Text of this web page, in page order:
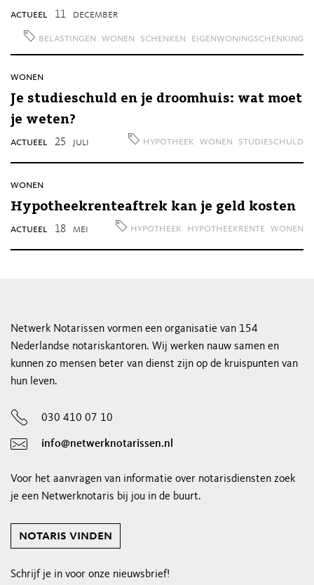
actueel 11 december
belastingen wonen schenken eigenwoningschenking
wonen
Je studieschuld en je droomhuis: wat moet
je weten?
actueel 25 juli hypotheek wonen studieschuld
wonen
Hypotheekrenteaftrek kan je geld kosten
actueel 18 mei hypotheek hypotheekrente wonen
Netwerk Notarissen vormen een organisatie van 154
Nederlandse notariskantoren. Wij werken nauw samen en
kunnen zo mensen beter van dienst zijn op de kruispunten van
hun leven.
030 410 07 10
info@netwerknotarissen.nl
Voor het aanvragen van informatie over notarisdiensten zoek
je een Netwerknotaris bij jou in de buurt.
notaris vinden
Schrijf je in voor onze nieuwsbrief!